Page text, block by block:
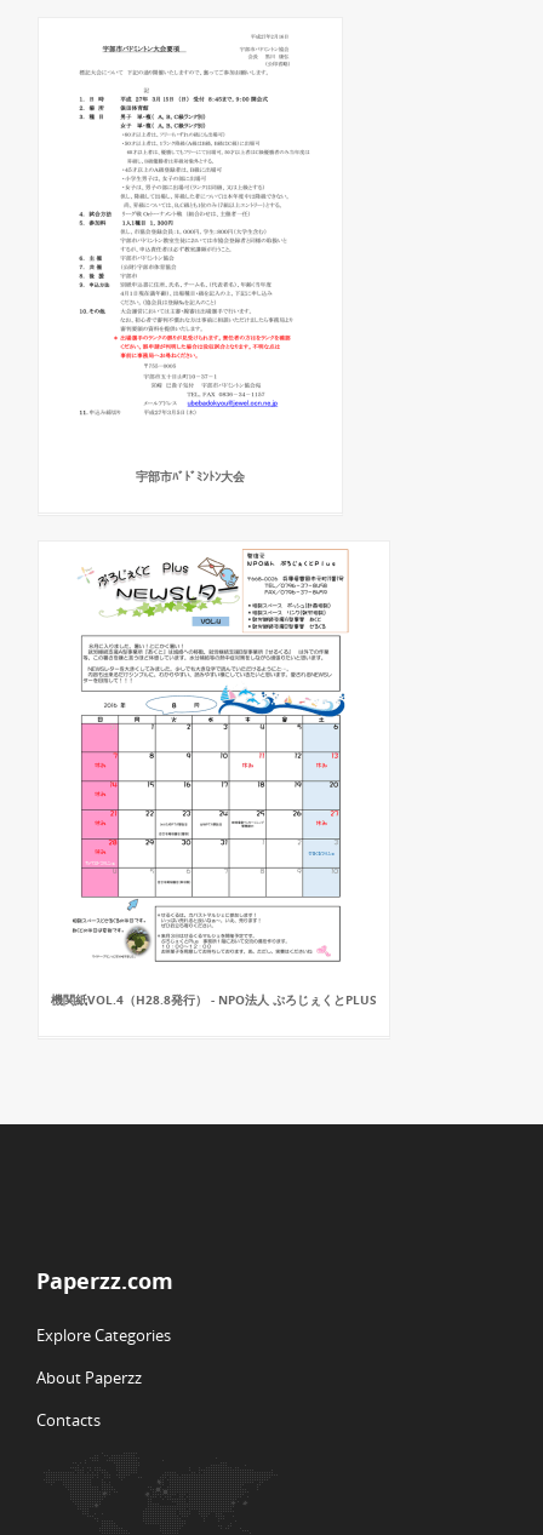
宇部市ﾊﾞﾄﾞﾐﾝﾄﾝ大会
機関紙VOL.4（H28.8発行） - NPO法人 ぷろじぇくとPLUS
Paperzz.com
Explore Categories
About Paperzz
Contacts